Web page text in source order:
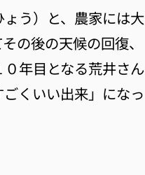
う）と、農家には大
の後の天候の回復、
年目となる荒井さん
くいい出来」になっ